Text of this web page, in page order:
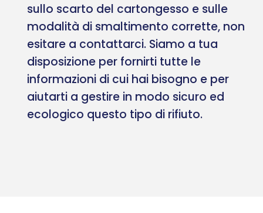
sullo scarto del cartongesso e sulle
modalità di smaltimento corrette, non
esitare a contattarci. Siamo a tua
disposizione per fornirti tutte le
informazioni di cui hai bisogno e per
aiutarti a gestire in modo sicuro ed
ecologico questo tipo di rifiuto.